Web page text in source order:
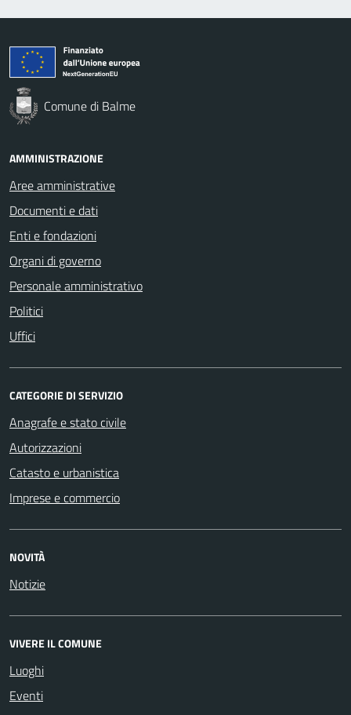
Comune di Balme
AMMINISTRAZIONE
Aree amministrative
Documenti e dati
Enti e fondazioni
Organi di governo
Personale amministrativo
Politici
Uffici
CATEGORIE DI SERVIZIO
Anagrafe e stato civile
Autorizzazioni
Catasto e urbanistica
Imprese e commercio
NOVITÀ
Notizie
VIVERE IL COMUNE
Luoghi
Eventi